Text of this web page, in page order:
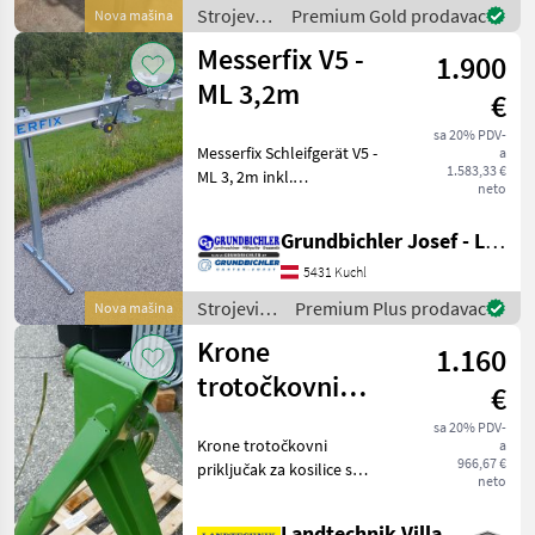
Nova mašina
Strojevi i
oprema
za travu i
baliranje
/ Göweil
Premium Gold prodavac
Nova mašina
Messerfix V5 -
ML 3,2m
1.900
€
sa 20% PDV-
a
1.583,33 €
neto
Messerfix Schleifgerät V5 -
ML 3, 2m inkl.
Perfekter Schliff in
Rekordzeit - Einfache
Handhabung - Universal für
alle M
Grundbichler Josef - Landmaschinen
5431 Kuchl
Strojevi i
oprema
za travu i
baliranje /
Messerfix
Premium Plus prodavac
Krone
trotočkovni
diskastu kosilicu
1.160
€
sa 20% PDV-
a
966,67 €
neto
Krone trotočkovni
priključak za kosilice s